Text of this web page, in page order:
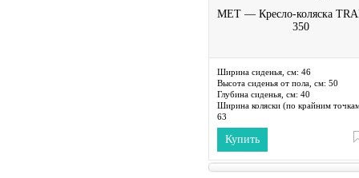
MET — Кресло-коляска
350
Ширина сиденья, см: 46
Высота сиденья от пола, см: 50
Глубина сиденья, см: 40
Ширина коляски (по крайним
63
Длина коляски (по крайним
108
Высота коляски (по крайним
95
Диаметр задних колес, см:60
Купить